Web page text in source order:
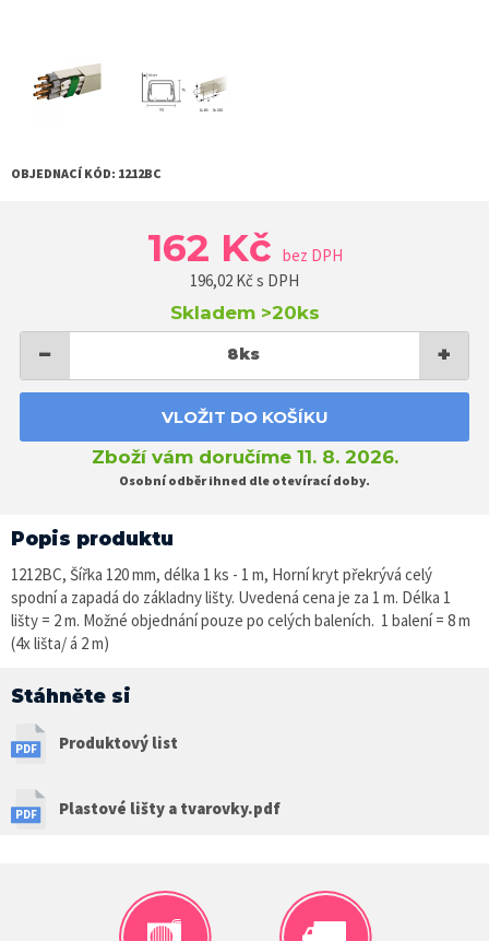
OBJEDNACÍ KÓD: 1212BC
162 Kč bez DPH
196,02 Kč s DPH
Skladem >20ks
− 8ks +
VLOŽIT DO KOŠÍKU
Zboží vám doručíme 11. 8. 2026.
Osobní odběr ihned dle otevírací doby.
Popis produktu
1212BC, Šířka 120 mm, délka 1 ks - 1 m, Horní kryt překrývá celý
spodní a zapadá do základny lišty. Uvedená cena je za 1 m. Délka 1
lišty = 2 m. Možné objednání pouze po celých baleních. 1 balení = 8 m
(4x lišta/ á 2 m)
Stáhněte si
Produktový list
Plastové lišty a tvarovky.pdf